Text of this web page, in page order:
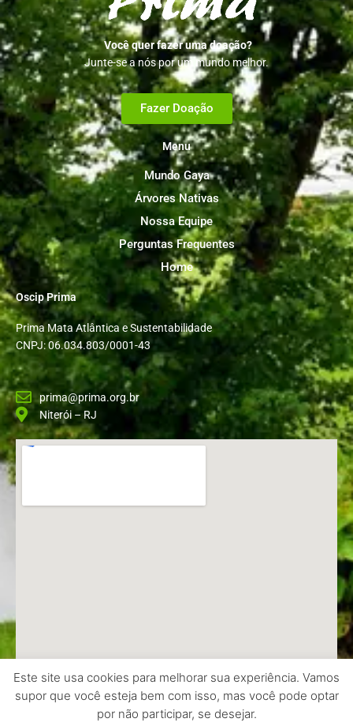
Você quer fazer uma doação?
Junte-se a nós por um mundo melhor.
Fazer Doação
Menu
Mundo Gaya
Árvores Nativas
Nossa Equipe
Perguntas Frequentes
Home
Oscip Prima
Prima Mata Atlântica e Sustentabilidade
CNPJ: 06.034.803/0001-43
prima@prima.org.br
Niterói – RJ
Copyright © 2026 Prima | Feito por Davi Harduim
Este site usa cookies para melhorar sua experiência. Vamos
supor que você esteja bem com isso, mas você pode optar
por não participar, se desejar.